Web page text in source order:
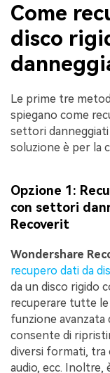
Come
disco
Le prime tre
spiegano come
settori
soluzione è per la
Opzione 1:
con settori
Recoverit
Wondershare
recupero dati da
da un disco rigido
recuperare tutte le
funzione
consente di
diversi formati, tra
audio, ecc. Inoltre,